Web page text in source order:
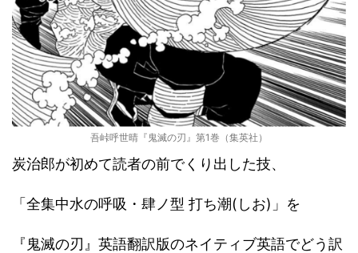
吾峠呼世晴『鬼滅の刃』第1巻（集英社）
炭治郎が初めて読者の前でくり出した技、
「全集中水の呼吸・肆ノ型 打ち潮(しお)」を
『鬼滅の刃』英語翻訳版のネイティブ英語でどう訳